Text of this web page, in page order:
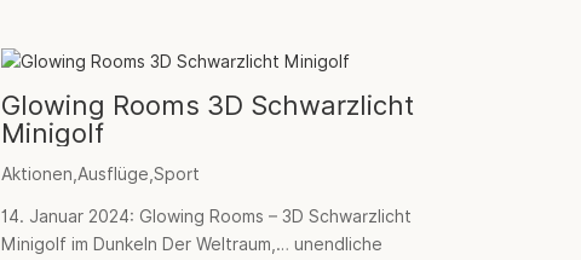
Glowing Rooms 3D Schwarzlicht
Minigolf
Aktionen Ausflüge Sport
14. Januar 2024: Glowing Rooms – 3D Schwarzlicht
Minigolf im Dunkeln Der Weltraum,… unendliche